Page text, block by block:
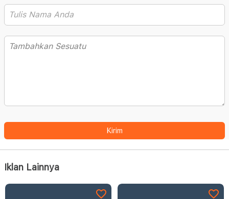
Kirim
Iklan Lainnya